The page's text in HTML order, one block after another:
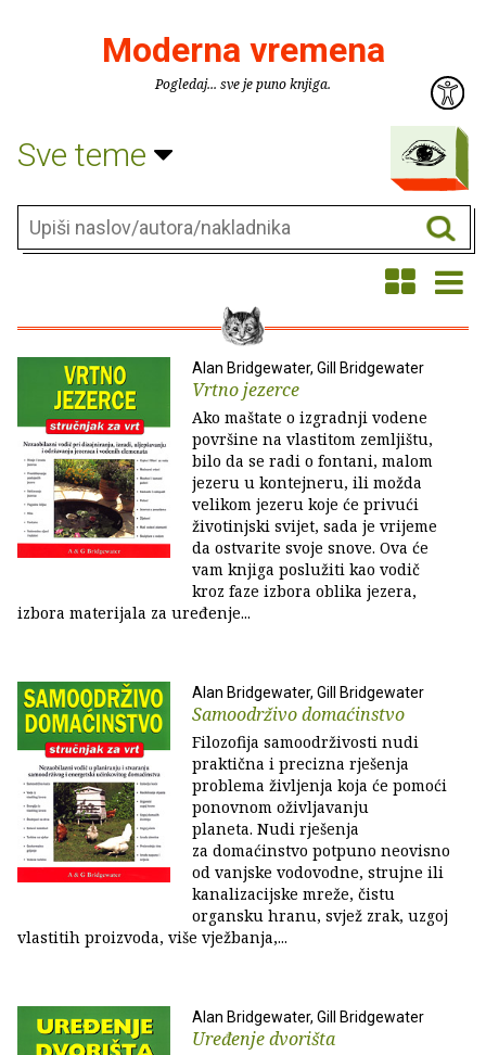
Moderna vremena
Pogledaj... sve je puno knjiga.
Sve teme
Alan Bridgewater, Gill Bridgewater
Vrtno jezerce
Ako maštate o izgradnji vodene
površine na vlastitom zemljištu,
bilo da se radi o fontani, malom
jezeru u kontejneru, ili možda
velikom jezeru koje će privući
životinjski svijet, sada je vrijeme
da ostvarite svoje snove. Ova će
vam knjiga poslužiti kao vodič
kroz faze izbora oblika jezera,
izbora materijala za uređenje...
Alan Bridgewater, Gill Bridgewater
Samoodrživo domaćinstvo
Filozofija samoodrživosti nudi
praktična i precizna rješenja
problema življenja koja će pomoći
ponovnom oživljavanju
planeta. Nudi rješenja
za domaćinstvo potpuno neovisno
od vanjske vodovodne, strujne ili
kanalizacijske mreže, čistu
organsku hranu, svjež zrak, uzgoj
vlastitih proizvoda, više vježbanja,...
Alan Bridgewater, Gill Bridgewater
Uređenje dvorišta